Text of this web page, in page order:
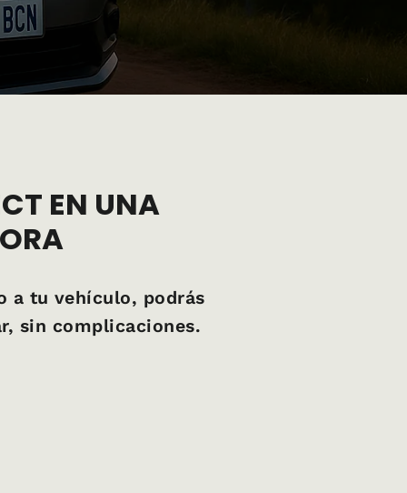
EN UNA
a tu vehículo, podrás
sin complicaciones.